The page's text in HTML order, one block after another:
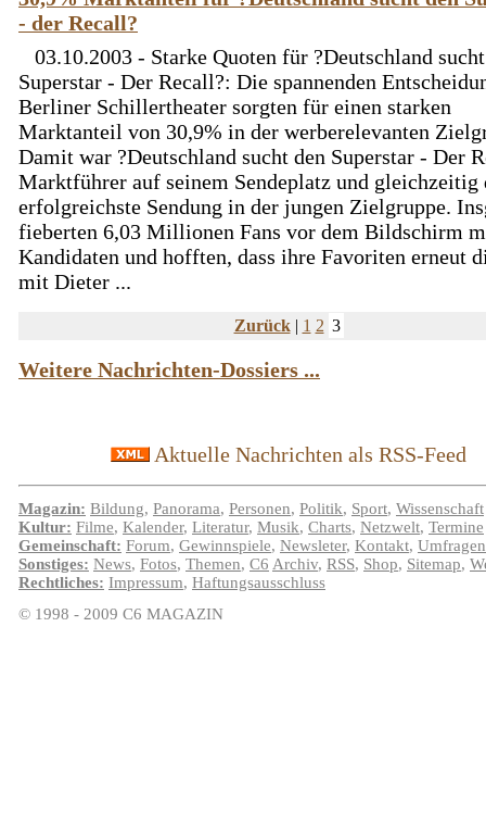
- der Recall?
03.10.2003 - Starke Quoten für ?Deutschland
Superstar - Der Recall?: Die spannenden
Berliner Schillertheater sorgten für einen starken
Marktanteil von 30,9% in der werberelevanten
Damit war ?Deutschland sucht den Superstar - Der
Marktführer auf seinem Sendeplatz und gleichzeitig
erfolgreichste Sendung in der jungen Zielgruppe.
fieberten 6,03 Millionen Fans vor dem Bildschirm
Kandidaten und hofften, dass ihre Favoriten erneut
mit Dieter ...
Zurück| 1 2 3
Weitere Nachrichten-Dossiers ...
Aktuelle Nachrichten als RSS-Feed
Magazin: Bildung, Panorama, Personen, Politik, Sport, Wissenschaft
Kultur: Filme, Kalender, Literatur, Musik, Charts, Netzwelt, Termine
Gemeinschaft: Forum, Gewinnspiele, Newsleter, Kontakt, Umfragen
Sonstiges: News, Fotos, Themen, C6 Archiv, RSS, Shop, Sitemap,
Rechtliches: Impressum, Haftungsausschluss
© 1998 - 2009 C6 MAGAZIN